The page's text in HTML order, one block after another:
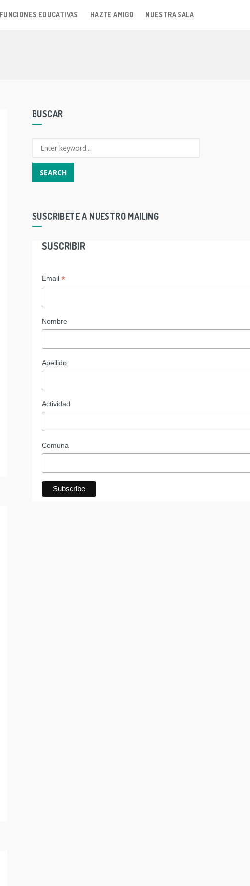
FUNCIONES EDUCATIVAS HAZTE AMIGO NUESTRA SALA
BUSCAR
SUSCRIBETE A NUESTRO MAILING
SUSCRIBIR
Email *
Nombre
Apellido
Actividad
Comuna